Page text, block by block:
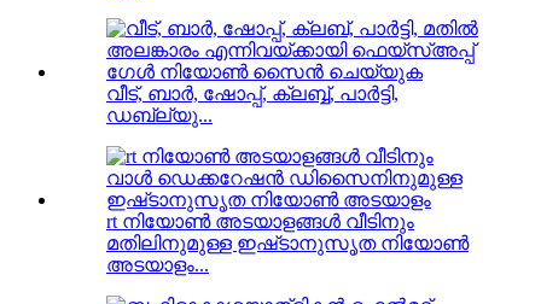
വീട്, ബാർ, ഷോപ്പ്, ക്ലബ്ബ്, പാർട്ടി,
ഡബ്ല്യു...
rt നിയോൺ അടയാളങ്ങൾ വീടിനും
മതിലിനുമുള്ള ഇഷ്‌ടാനുസൃത നിയോൺ
അടയാളം...